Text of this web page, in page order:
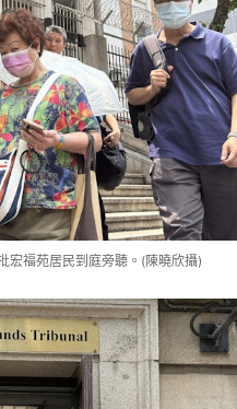
宏福苑居民到庭旁聽。(陳曉欣攝)